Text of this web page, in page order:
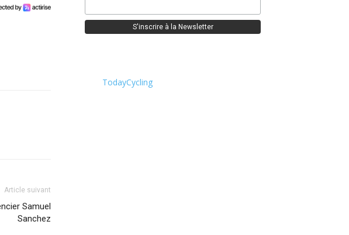
Article suivant
Samuel
Sanchez
TodayCycling